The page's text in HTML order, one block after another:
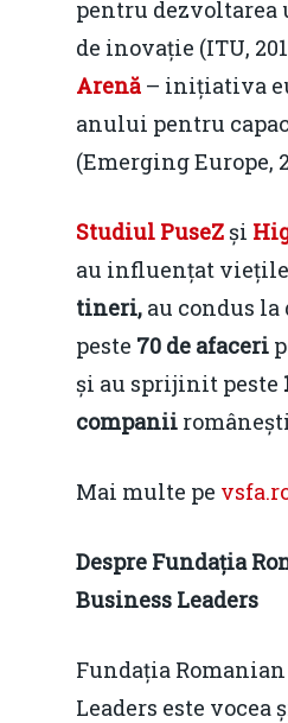
pentru dezvoltarea
de inovație (ITU,
Arenă – inițiativa
anului pentru
(Emerging Europe,
Studiul PuseZ și
au influențat viețile
tineri, au condus la
peste 70 de afaceri
și au sprijinit peste
companii
Mai multe pe
Despre Fundația
Business Leaders
Fundația
Leaders este